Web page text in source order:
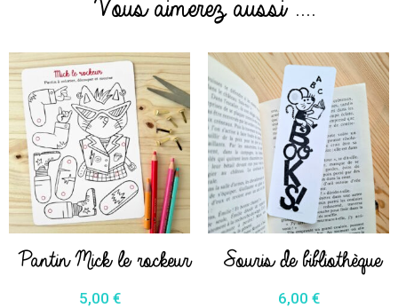
Vous aimerez aussi ....
Pantin Mick le rockeur
5,00 €
Souris de bibliothèque
6,00 €